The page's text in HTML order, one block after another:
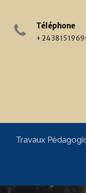
Téléphone
Travaux